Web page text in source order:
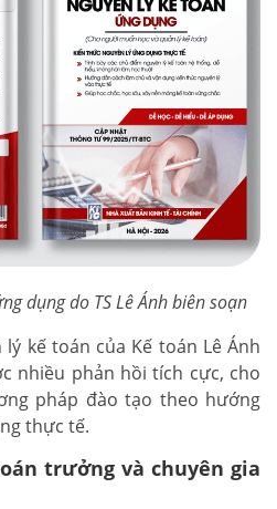
dụng do TS Lê Ánh biên soạn
kế toán của Kế toán Lê Ánh
nhiều phản hồi tích cực, cho
pháp đào tạo theo hướng
thực tế.
trưởng và chuyên gia